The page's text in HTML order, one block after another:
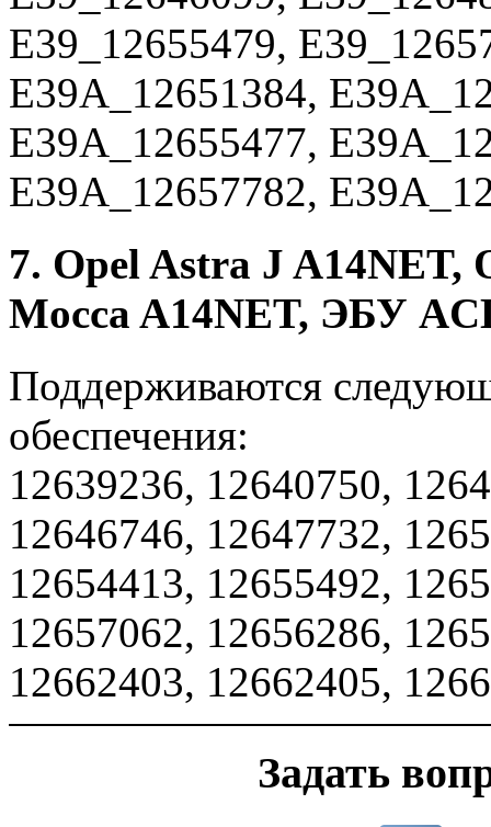
E39_12655479,
E39A_12651384,
E39A_12655477,
E39A_12657782,
7. Opel Astra J A14NET,
Mocca A14NET, ЭБУ
Поддерживаются
обеспечения:
12639236, 12640750,
12646746, 12647732,
12654413, 12655492,
12657062, 12656286,
12662403, 12662405,
Задать